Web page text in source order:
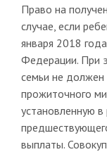
Право на
случае, если
января 2018
Федерации. При
семьи не должен
прожиточного
установленную в
выплаты.